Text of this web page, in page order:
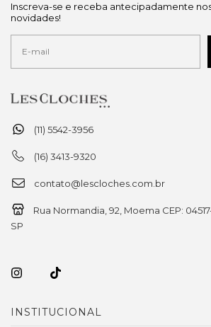
(11) 5542-3956
(16) 3413-9320
contato@lescloches.com.br
Rua Normandia, 92, Moema CEP:
SP
INSTITUCIONAL
Inscreva-se e receba antecipadamente
novidades!